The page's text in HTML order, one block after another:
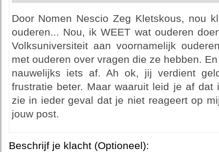
Door Nomen Nescio Zeg Kletskous, nou
ouderen... Nou, ik WEET wat ouderen
Volksuniversiteit aan voornamelijk
met ouderen over vragen die ze hebben.
nauwelijks iets af. Ah ok, jij verdient
frustratie beter. Maar waaruit leid je af
zie in ieder geval dat je niet reageert op
jouw post.
Beschrijf je klacht (Optioneel):